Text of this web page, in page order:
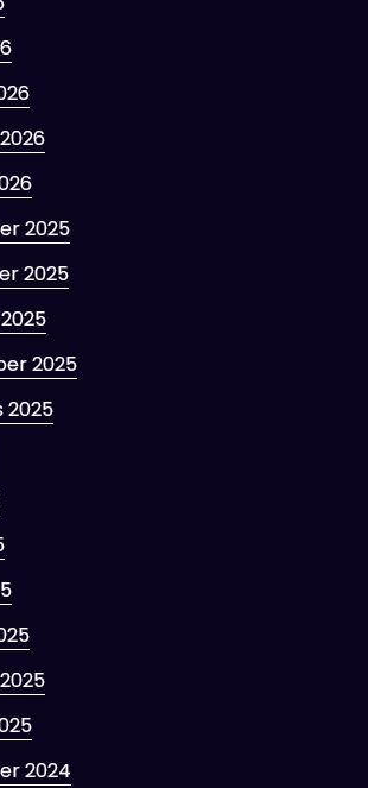
2025
2025
2025
2025
2024